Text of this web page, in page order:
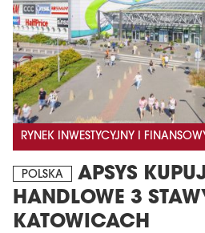
RYNEK INWESTYCYJNY I
POLSKA
APSYS
HANDLOWE 3
KATOWICACH